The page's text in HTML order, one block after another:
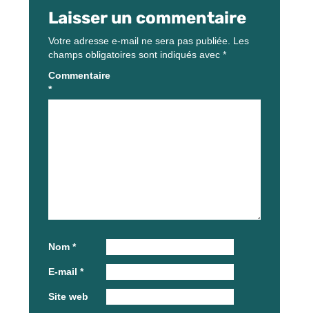
Laisser un commentaire
Votre adresse e-mail ne sera pas publiée. Les
champs obligatoires sont indiqués avec *
Commentaire
*
Nom *
E-mail *
Site web